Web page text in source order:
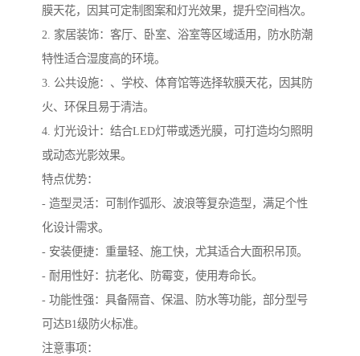
膜天花，因其可定制图案和灯光效果，提升空间档次。
2. 家居装饰：客厅、卧室、浴室等区域适用，防水防潮
特性适合湿度高的环境。
3. 公共设施：、学校、体育馆等选择软膜天花，因其防
火、环保且易于清洁。
4. 灯光设计：结合LED灯带或透光膜，可打造均匀照明
或动态光影效果。
特点优势：
- 造型灵活：可制作弧形、波浪等复杂造型，满足个性
化设计需求。
- 安装便捷：重量轻、施工快，尤其适合大面积吊顶。
- 耐用性好：抗老化、防霉变，使用寿命长。
- 功能性强：具备隔音、保温、防水等功能，部分型号
可达B1级防火标准。
注意事项：